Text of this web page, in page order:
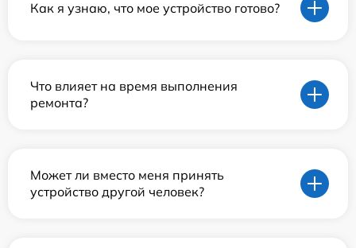
Как я узнаю, что мое устройство готово?
Что влияет на время выполнения
ремонта?
Может ли вместо меня принять
устройство другой человек?